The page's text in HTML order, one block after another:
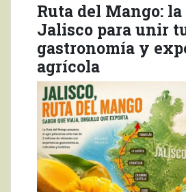
Ruta del Mango: la
Jalisco para unir
gastronomía y
agrícola